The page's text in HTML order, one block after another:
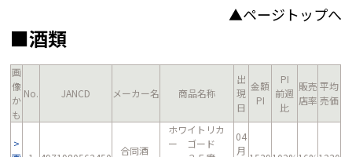
▲ページトップへ
■酒類
画
像
か
も
No. JANCD メーカー名 商品名称
出
現
日
金額
PI
PI
前週
比
販売
店率
平均
売価
合同酒
ホワイトリカ
ー ゴード
04
月